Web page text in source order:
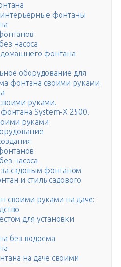
интерьерные фонтаны
насоса
фонтана
оборудование для
фонтана своими руками
руками.
System-X 2500.
руками
насоса
садовым фонтаном
и стиль садового
своими руками на даче:
для установки
без водоема
на даче своими